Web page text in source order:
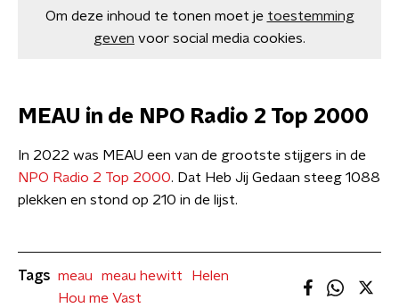
Om deze inhoud te tonen moet je toestemming
geven voor social media cookies.
MEAU in de NPO Radio 2 Top 2000
In 2022 was MEAU een van de grootste stijgers in de
NPO Radio 2 Top 2000. Dat Heb Jij Gedaan steeg 1088
plekken en stond op 210 in de lijst.
Tags meau meau hewitt
Helen
Hou me Vast